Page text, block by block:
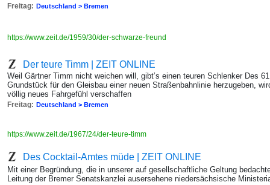
Freitag: Deutschland > Bremen
https://www.zeit.de/1959/30/der-schwarze-freund
Der teure Timm | ZEIT ONLINE
Weil Gärtner Timm nicht weichen will, gibt’s einen teuren Schlenker Des
Grundstück für den Gleisbau einer neuen Straßenbahnlinie herzugeben,
völlig neues Fahrgefühl verschaffen
Freitag: Deutschland > Bremen
https://www.zeit.de/1967/24/der-teure-timm
Des Cocktail-Amtes müde | ZEIT ONLINE
Mit einer Begründung, die in unserer auf gesellschaftliche Geltung
Leitung der Bremer Senatskanzlei ausersehene niedersächsische